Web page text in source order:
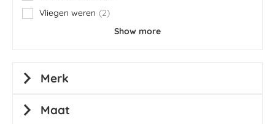
Vliegen weren
2
items
Show more
Merk
Maat